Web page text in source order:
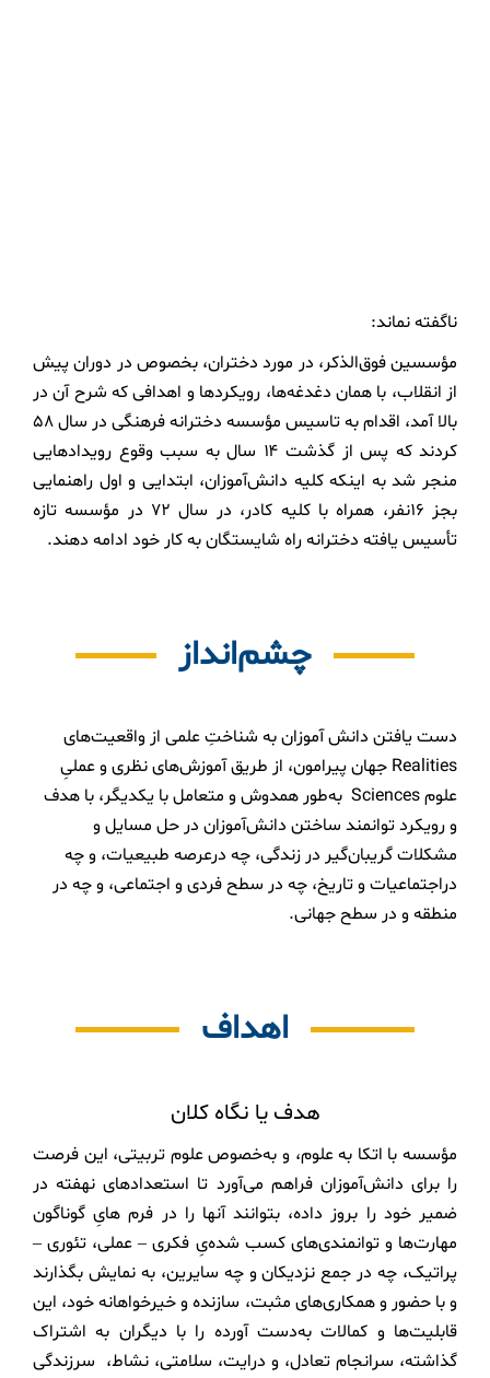
ناگفته نماند:
مؤسسین فوق‌الذکر، در مورد دختران، بخصوص در دوران پیش
از انقلاب، با همان دغدغه‌ها، رویکردها و اهدافی که شرح آن در
بالا آمد، اقدام به تاسیس مؤسسه دخترانه فرهنگی در سال ۵۸
کردند که پس از گذشت ۱۴ سال به سبب وقوع رویدادهایی
منجر شد به اینکه کلیه دانش‌آموزان، ابتدایی و اول راهنمایی
بجز ۱۶نفر، همراه با کلیه کادر، در سال ۷۲ در مؤسسه تازه
تأسیس یافته دخترانه راه شایستگان به کار خود ادامه دهند.
چشم‌انداز
دست یافتن دانش ­آموزان به شناختِ علمی از واقعیت‌­های
Realities جهان پیرامون، از طریق آموزش‌­های نظری و عملیِ
علوم Sciences به‌طور همدوش و متعامل با یکدیگر، با هدف
و رویکرد توانمند ساختن دانش‌­آموزان در حل مسایل و
مشکلات گریبان‌­گیر در زندگی، چه درعرصه طبیعیات، و چه
دراجتماعیات و تاریخ، چه در سطح فردی و اجتماعی، و چه در
منطقه و در سطح جهانی.
اهداف
هدف یا نگاه کلان
مؤسسه با اتکا به علوم، و به‌خصوص علوم تربیتی، این فرصت
را برای دانش­‌آموزان فراهم می‌­آورد تا استعدادهای نهفته در
ضمیر خود را بروز داده، بتوانند آن­ها را در فرم ­هایِ گوناگون
مهارت­‌ها و توانمندی­‌های کسب شده­‌یِ فکری – عملی، تئوری –
پراتیک، چه در جمع نزدیکان و چه سایرین، به نمایش بگذارند
و با حضور و همکاری­‌های مثبت، سازنده و خیرخواهانه خود، این
قابلیت­‌ها و کمالات به‌­دست آورده را با دیگران به اشتراک
گذاشته، سرانجام تعادل، و درایت، سلامتی، نشاط، سرزندگی